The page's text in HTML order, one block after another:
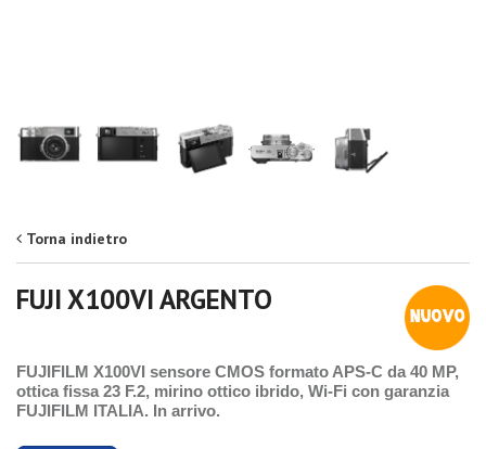
Torna indietro
FUJI X100VI ARGENTO
FUJIFILM X100VI sensore CMOS formato APS-C da 40 MP,
ottica fissa 23 F.2, mirino ottico ibrido, Wi-Fi con garanzia
FUJIFILM ITALIA. In arrivo.